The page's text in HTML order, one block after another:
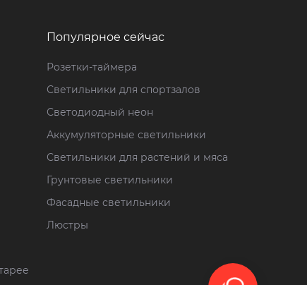
Популярное сейчас
Розетки-таймера
Светильники для спортзалов
Светодиодный неон
Аккумуляторные светильники
Светильники для растений и мяса
Грунтовые светильники
Фасадные светильники
Люстры